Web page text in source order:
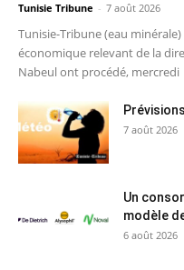
Tunisie Tribune - 7 août 2026
Tunisie-Tribune (eau
économique relevant de la
Nabeul ont procédé, mercredi
7 août 2026
Un
modèle
6 août 2026